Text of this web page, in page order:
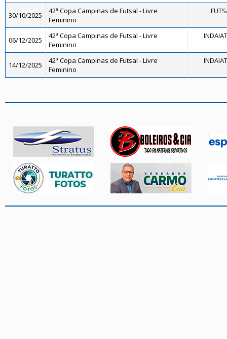
30/10/2025
42ª Copa Campinas de Futsal - Livre
Feminino
06/12/2025
42ª Copa Campinas de Futsal - Livre
Feminino
14/12/2025
42ª Copa Campinas de Futsal - Livre
Feminino